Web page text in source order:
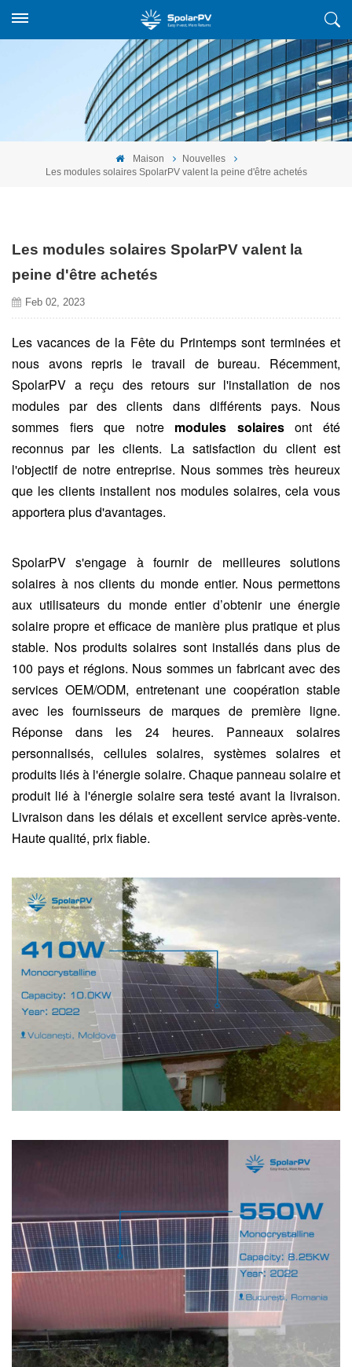
Maison
Nouvelles
Les modules solaires SpolarPV valent la peine d'être achetés
Les modules solaires SpolarPV valent la
peine d'être achetés
Feb 02, 2023
Les vacances de la Fête du Printemps sont terminées et
nous avons repris le travail de bureau. Récemment,
SpolarPV a reçu des retours sur l'installation de nos
modules par des clients dans différents pays. Nous
sommes fiers que notre modules solairesont été
reconnus par les clients. La satisfaction du client est
l'objectif de notre entreprise. Nous sommes très heureux
que les clients installent nos modules solaires, cela vous
apportera plus d'avantages.
SpolarPV s'engage à fournir de meilleures solutions
solaires à nos clients du monde entier. Nous permettons
aux utilisateurs du monde entier d’obtenir une énergie
solaire propre et efficace de manière plus pratique et plus
stable. Nos produits solaires sont installés dans plus de
100 pays et régions. Nous sommes un fabricant avec des
services OEM/ODM, entretenant une coopération stable
avec les fournisseurs de marques de première ligne.
Réponse dans les 24 heures. Panneaux solaires
personnalisés, cellules solaires, systèmes solaires et
produits liés à l'énergie solaire. Chaque panneau solaire et
produit lié à l'énergie solaire sera testé avant la livraison.
Livraison dans les délais et excellent service après-vente.
Haute qualité, prix fiable.